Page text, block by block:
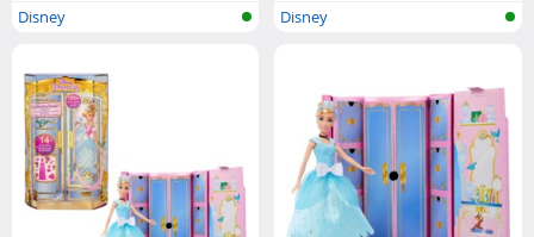
Disney Disney